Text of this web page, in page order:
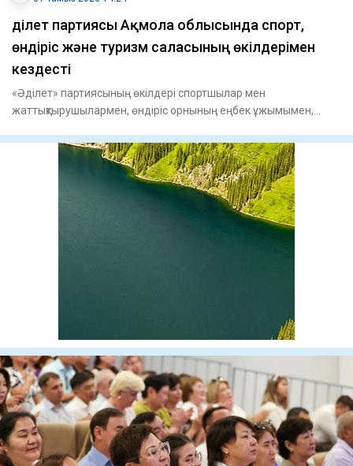
Әділет партиясы Ақмола облысында спорт,
өндіріс және туризм саласының өкілдерімен
кездесті
«Әділет» партиясының өкілдері спортшылар мен
жаттықтырушылармен, өндіріс орнының еңбек ұжымымен,